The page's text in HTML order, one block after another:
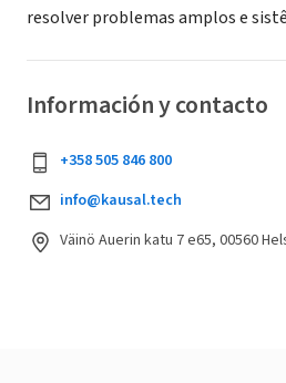
resolver problemas amplos e
Información y contacto
+358 505 846 800
info@kausal.tech
Väinö Auerin katu 7 e65, 00560